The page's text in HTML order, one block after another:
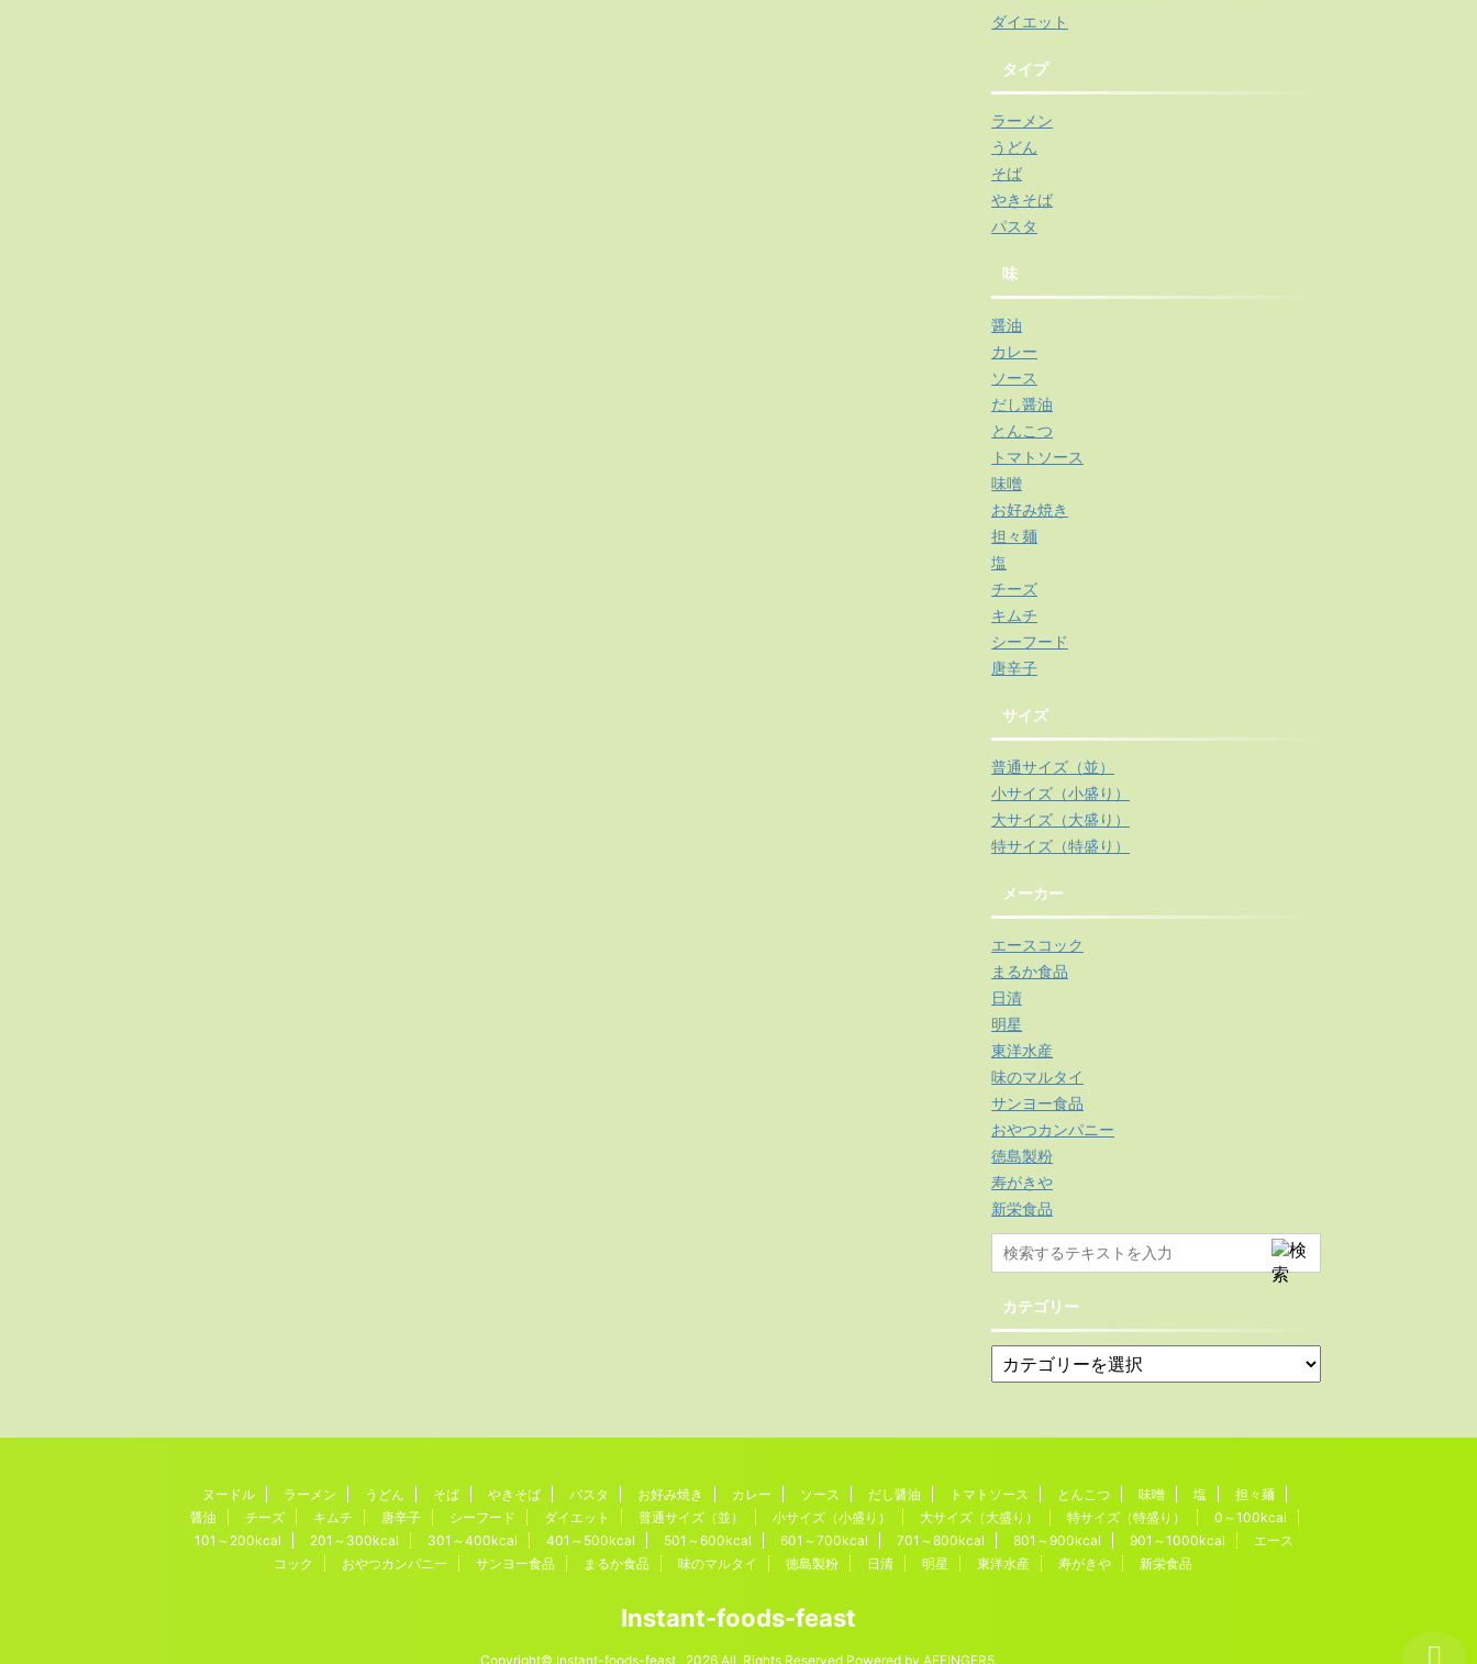
ダイエット
タイプ
ラーメン
うどん
そば
やきそば
パスタ
味
醤油
カレー
ソース
だし醤油
とんこつ
トマトソース
味噌
お好み焼き
担々麺
塩
チーズ
キムチ
シーフード
唐辛子
サイズ
普通サイズ（並）
小サイズ（小盛り）
大サイズ（大盛り）
特サイズ（特盛り）
メーカー
エースコック
まるか食品
日清
明星
東洋水産
味のマルタイ
サンヨー食品
おやつカンパニー
徳島製粉
寿がきや
新栄食品
カテゴリー
ヌードル ラーメン うどん そば やきそば パスタ お好み焼き カレー ソース だし醤油 トマトソース とんこつ 味噌 塩
担々麺
醤油
チーズ キムチ 唐辛子 シーフード ダイエット 普通サイズ（並） 小サイズ（小盛り） 大サイズ（大盛り） 特サイズ（特盛り）
0～100kcal
101～200kcal
201～300kcal 301～400kcal 401～500kcal 501～600kcal 601～700kcal 701～800kcal 801～900kcal 901～1000kcal
エース
コック
おやつカンパニー サンヨー食品 まるか食品 味のマルタイ 徳島製粉 日清 明星 東洋水産 寿がきや 新栄食品
Instant-foods-feast
Copyright© Instant-foods-feast , 2026 All Rights Reserved Powered by AFFINGER5.